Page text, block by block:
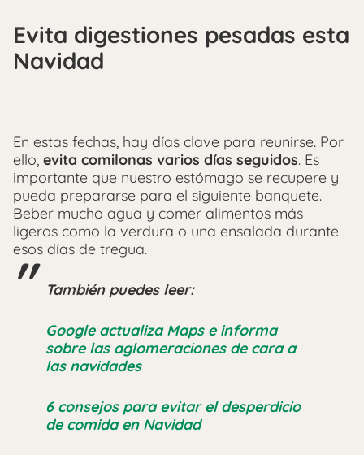
Evita digestiones pesadas esta
Navidad
En estas fechas, hay días clave para reunirse. Por
ello, evita comilonas varios días seguidos. Es
importante que nuestro estómago se recupere y
pueda prepararse para el siguiente banquete.
Beber mucho agua y comer alimentos más
ligeros como la verdura o una ensalada durante
esos días de tregua.
También puedes leer:
Google actualiza Maps e informa
sobre las aglomeraciones de cara a
las navidades
6 consejos para evitar el desperdicio
de comida en Navidad